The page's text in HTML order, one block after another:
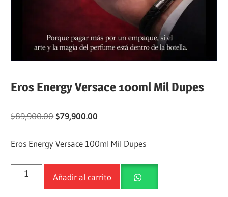
Eros Energy Versace 100ml Mil Dupes
$89,900.00$79,900.00
Eros Energy Versace 100ml Mil Dupes
Añadir al carrito